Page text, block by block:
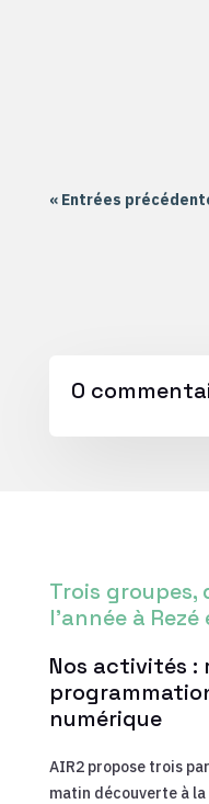
« Entrées
0
Trois groupes,
l’année à
Nos activités :
numérique
AIR2 propose trois
matin découverte à